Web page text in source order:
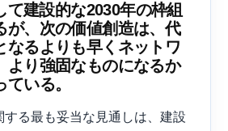
て建設的な2030年の枠組
が、次の価値創造は、代
なるよりも早くネットワ
より強固なものになるか
いる。
る最も妥当な見通しは、建設